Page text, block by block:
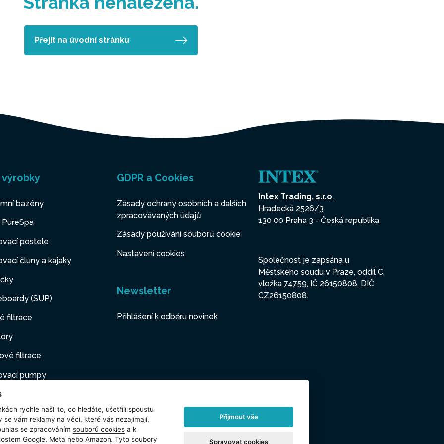
Přejít na úvodní stránku
výrobky
bazény
postele
čluny a kajaky
(SUP)
filtrace
filtrace
pumpy
nábytek
mazlíčci
GDPR a Cookies
Zásady ochrany osobních a dalších
zpracovávaných údajů
Zásady používání souborů cookie
Nastavení cookies
Newsletter
Přihlášení k odběru novinek
Intex Trading, s.r.o.
Hradecká 2526/3
130 00 Praha 3 - Česká republika
Společnost je zapsána u
Městského soudu v Praze, oddíl C,
vložka 74759, IČ 26150808, DIČ
CZ26150808.
rychle našli to, co hledáte, ušetřili spoustu
se vám reklamy na věci, které vás nezajímají,
se zpracováním souborů cookies a k
Google, Meta nebo Amazon. Tyto soubory
Přijmout vše
Spravovat cookies